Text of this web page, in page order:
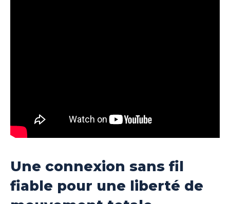
Une connexion sans fil
fiable pour une liberté de